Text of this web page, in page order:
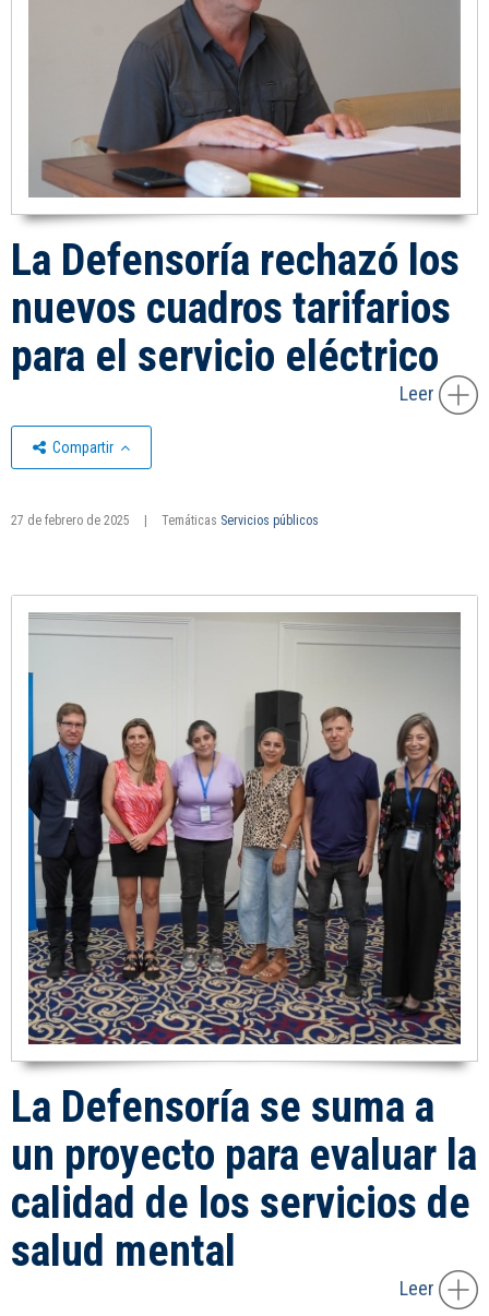
La Defensoría rechazó los
nuevos cuadros tarifarios
para el servicio eléctrico
Leer
Compartir
27 de febrero de 2025 Temáticas Servicios públicos
La Defensoría se suma a
un proyecto para evaluar la
calidad de los servicios de
salud mental
Leer